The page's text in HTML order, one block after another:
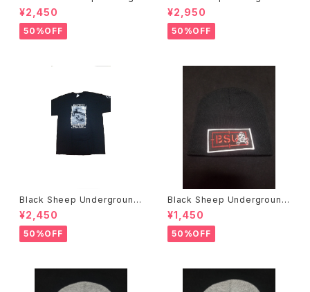
ound Bobby Brown アートT
シャツ
¥2,450
50%OFF
NOW WE FIGHT BACK L/S
Tシャツ
¥2,950
50%OFF
Black Sheep Underground
¥2,450
50%OFF
Black Sheep Underground
ニットキャップ
¥1,450
50%OFF